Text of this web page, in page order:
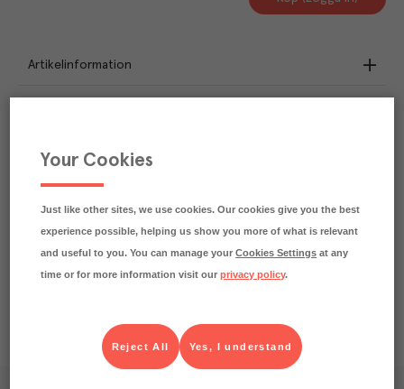
Artikelinformation
Märkningar
Näringsdeklaration
Your Cookies
Just like other sites, we use cookies. Our cookies give you the best
experience possible, helping us show you more of what is relevant
and useful to you. You can manage yourCookies Settings at any
time or for more information visit ourprivacy policy.
Yes, I understand
Reject All